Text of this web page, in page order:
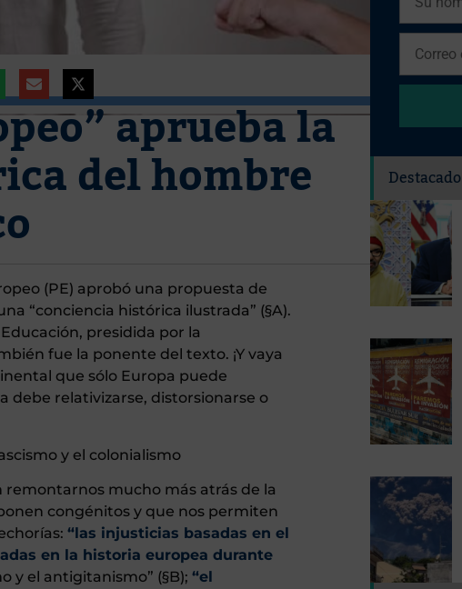
aprueba la
del hombre
(PE) aprobó una propuesta de
“conciencia histórica ilustrada” (§A).
presidida por la
fue la ponente del texto. ¡Y vaya
que sólo Europa puede
debe relativizarse, distorsionarse o
y el colonialismo
mucho más atrás de la
congénitos y que nos permiten
“las injusticias basadas en el
en la historia europea durante
y el antigitanismo” (§B); “el
Destacado